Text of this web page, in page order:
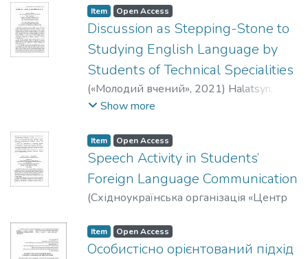
проблеми обумовлена необхідністю
формування
особистості, здатної до виконання
успішної,
продуктивної та ефективної
професійної діяльності з
використанням англомовної
оскільки для фахівців технічної сфери
володіння
англійською мовою важливе як для
навчання, так і
для подальшого кар’єрного зростання.
Item Open Access
Discussion as Stepping-Stone to
Studying English Language by
Students of Technical Specialities
(«Молодий вчений», 2021) Halatsyn,
Kateryna;Yaroshenko, Olha
Show more
Item Open Access
Speech Activity in Students’
Foreign Language Communication
(Східноукраїнська організація «Центр
Halatsyn, K.;Yaroshenko, O.
Item Open Access
Особистісно орієнтований підхід